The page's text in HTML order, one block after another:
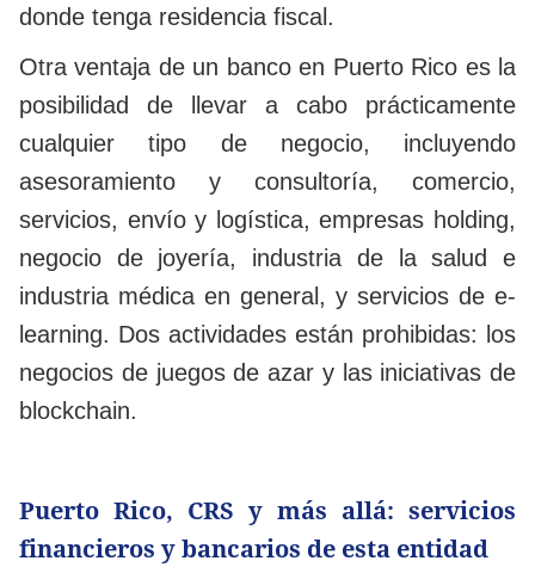
donde tenga residencia fiscal.
Otra ventaja de un banco en Puerto Rico es la
posibilidad de llevar a cabo prácticamente
cualquier tipo de negocio, incluyendo
asesoramiento y consultoría, comercio,
servicios, envío y logística, empresas holding,
negocio de joyería, industria de la salud e
industria médica en general, y servicios de e-
learning. Dos actividades están prohibidas: los
negocios de juegos de azar y las iniciativas de
blockchain.
Puerto Rico, CRS y más allá: servicios
financieros y bancarios de esta entidad